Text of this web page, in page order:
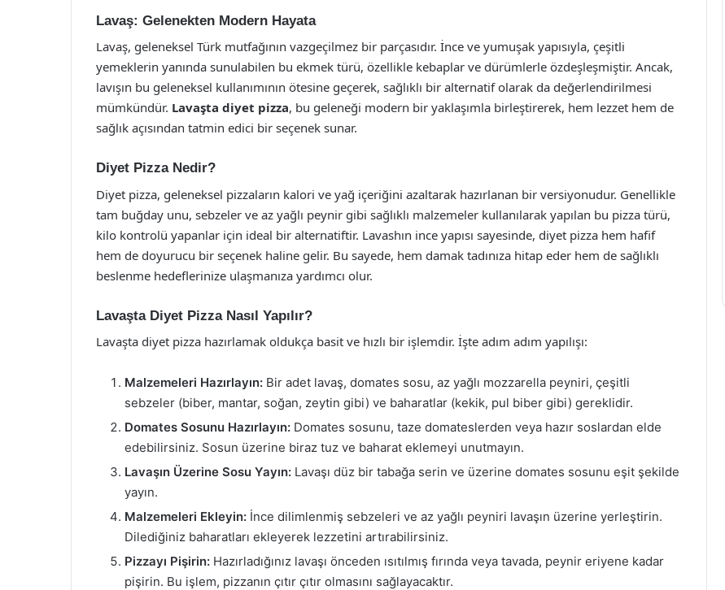
Lavaş: Gelenekten Modern Hayata
Lavaş, geleneksel Türk mutfağının vazgeçilmez bir parçasıdır. İnce ve yumuşak yapısıyla, çeşitli
yemeklerin yanında sunulabilen bu ekmek türü, özellikle kebaplar ve dürümlerle özdeşleşmiştir. Ancak,
lavışın bu geleneksel kullanımının ötesine geçerek, sağlıklı bir alternatif olarak da değerlendirilmesi
mümkündür. Lavaşta diyet pizza, bu geleneği modern bir yaklaşımla birleştirerek, hem lezzet hem de
sağlık açısından tatmin edici bir seçenek sunar.
Diyet Pizza Nedir?
Diyet pizza, geleneksel pizzaların kalori ve yağ içeriğini azaltarak hazırlanan bir versiyonudur. Genellikle
tam buğday unu, sebzeler ve az yağlı peynir gibi sağlıklı malzemeler kullanılarak yapılan bu pizza türü,
kilo kontrolü yapanlar için ideal bir alternatiftir. Lavashın ince yapısı sayesinde, diyet pizza hem hafif
hem de doyurucu bir seçenek haline gelir. Bu sayede, hem damak tadınıza hitap eder hem de sağlıklı
beslenme hedeflerinize ulaşmanıza yardımcı olur.
Lavaşta Diyet Pizza Nasıl Yapılır?
Lavaşta diyet pizza hazırlamak oldukça basit ve hızlı bir işlemdir. İşte adım adım yapılışı:
Malzemeleri Hazırlayın: Bir adet lavaş, domates sosu, az yağlı mozzarella peyniri, çeşitli
sebzeler (biber, mantar, soğan, zeytin gibi) ve baharatlar (kekik, pul biber gibi) gereklidir.
Domates Sosunu Hazırlayın: Domates sosunu, taze domateslerden veya hazır soslardan elde
edebilirsiniz. Sosun üzerine biraz tuz ve baharat eklemeyi unutmayın.
Lavaşın Üzerine Sosu Yayın: Lavaşı düz bir tabağa serin ve üzerine domates sosunu eşit şekilde
yayın.
Malzemeleri Ekleyin: İnce dilimlenmiş sebzeleri ve az yağlı peyniri lavaşın üzerine yerleştirin.
Dilediğiniz baharatları ekleyerek lezzetini artırabilirsiniz.
Pizzayı Pişirin: Hazırladığınız lavaşı önceden ısıtılmış fırında veya tavada, peynir eriyene kadar
pişirin. Bu işlem, pizzanın çıtır çıtır olmasını sağlayacaktır.